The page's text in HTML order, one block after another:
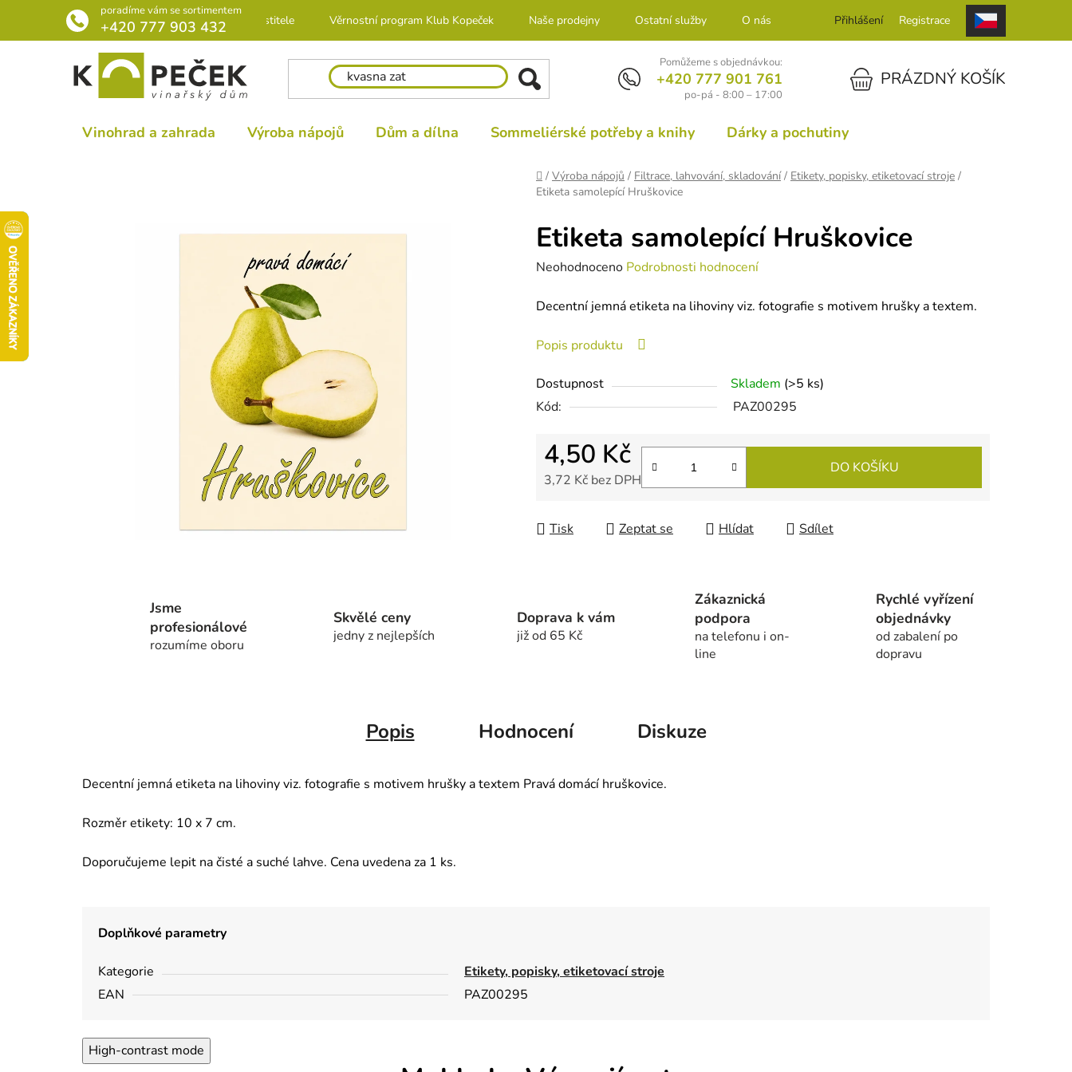
obsah
poradíme vám se sortimentem
+420 777 903 432Rádce pro pěstitele Věrnostní program Klub Kopeček Naše prodejny Ostatní služby O nás KontaktPřihlášení Registrace
Pomůžeme s objednávkou:
+420 777 901 761
po-pá - 8:00 – 17:00
NÁKUPNÍ KOŠÍKPRÁZDNÝ KOŠÍK
Vinohrad a zahrada Výroba nápojů Dům a dílna Sommeliérské potřeby a knihy Dárky a pochutiny
Domů
/ Výroba nápojů / Filtrace, lahvování, skladování / Etikety, popisky, etiketovací stroje /
Etiketa samolepící Hruškovice
Etiketa samolepící Hruškovice
Průměrné
produktu
0,0
z
hvězdiček.
Neohodnoceno Podrobnosti hodnocení
Decentní jemná etiketa na lihoviny viz. fotografie s motivem hrušky a textem.
Popis produktu
Dostupnost Skladem (>5 ks)
Kód:
PAZ00295
4,50 Kč
3,72 Kč bez DPH
DO KOŠÍKU
Tisk Zeptat se Hlídat Sdílet
Jsme
profesionálové
rozumíme oboru
Skvělé ceny
jedny z nejlepších
Doprava k vám
již od 65 Kč
Zákaznická
podpora
na telefonu i on-
line
Rychlé vyřízení
objednávky
od zabalení po
dopravu
Popis Hodnocení Diskuze
Decentní jemná etiketa na lihoviny viz. fotografie s motivem hrušky a textem Pravá domácí hruškovice.
Rozměr etikety: 10 x 7 cm.
Doporučujeme lepit na čisté a suché lahve. Cena uvedena za 1 ks.
Doplňkové parametry
Kategorie
Etikety, popisky, etiketovací stroje
EAN
PAZ00295
High-contrast mode